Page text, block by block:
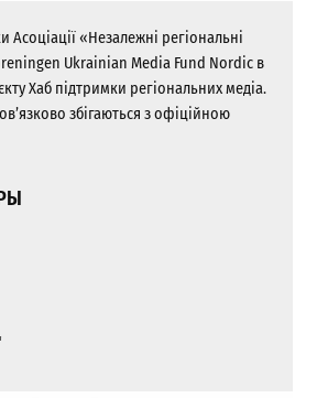
Асоціації «Незалежні регіональні
Ukrainian Media Fund Nordic в
Хаб підтримки регіональних медіа.
збігаються з офіційною